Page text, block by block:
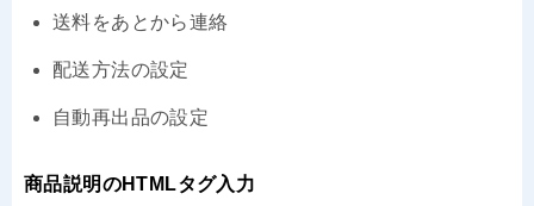
送料をあとから連絡
配送方法の設定
自動再出品の設定
商品説明のHTMLタグ入力